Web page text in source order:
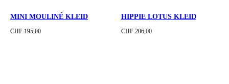
MINI MOULINÉ KLEID
CHF 195,00
HIPPIE LOTUS KLEID
CHF 206,00